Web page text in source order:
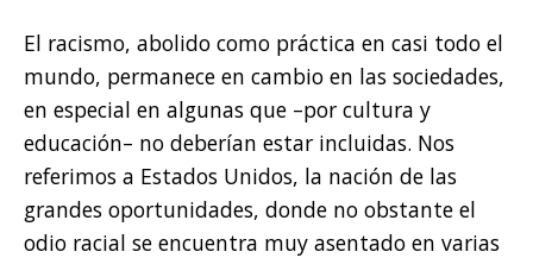
El racismo, abolido como práctica en casi todo el
mundo, permanece en cambio en las sociedades,
en especial en algunas que –por cultura y
educación– no deberían estar incluidas. Nos
referimos a Estados Unidos, la nación de las
grandes oportunidades, donde no obstante el
odio racial se encuentra muy asentado en varias